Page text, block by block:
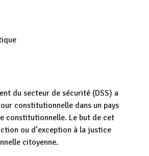
du secteur de sécurité (DSS) a
constitutionnelle dans un pays
constitutionnelle. Le but de cet
ou d’exception à la justice
citoyenne.